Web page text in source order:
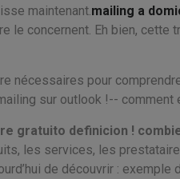
maintenant. mailing a
le concernent. Eh bien,
nécessaires pour
sur outlook !--
gratuito definicion !
les services, les
de découvrir :